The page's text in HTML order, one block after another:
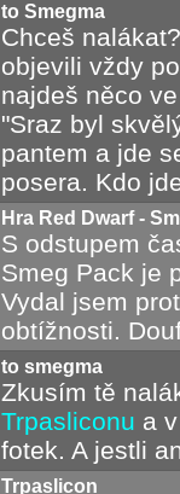
to Smegma
Chceš
objevili vždy
najdeš něco
"Sraz byl
pantem a jde
posera. Kdo
Hra Red Dwarf -
S odstupem
Smeg Pack je
Vydal jsem
obtížnosti.
to smegma
Zkusím tě
Trpasliconu a
fotek. A jestli
Trpaslicon